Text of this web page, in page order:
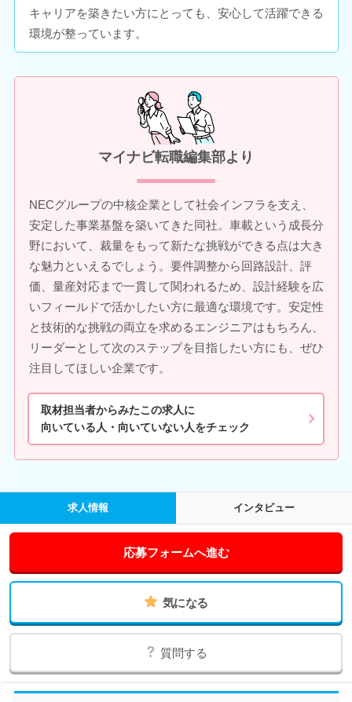
キャリアを築きたい方にとっても、安心して活躍できる
環境が整っています。
マイナビ転職編集部より
NECグループの中核企業として社会インフラを支え、
安定した事業基盤を築いてきた同社。車載という成長分
野において、裁量をもって新たな挑戦ができる点は大き
な魅力といえるでしょう。要件調整から回路設計、評
価、量産対応まで一貫して関われるため、設計経験を広
いフィールドで活かしたい方に最適な環境です。安定性
と技術的な挑戦の両立を求めるエンジニアはもちろん、
リーダーとして次のステップを目指したい方にも、ぜひ
注目してほしい企業です。
取材担当者からみたこの求人に
向いている人・向いていない人をチェック
求人情報 インタビュー
応募フォームへ進む
気になる
質問する